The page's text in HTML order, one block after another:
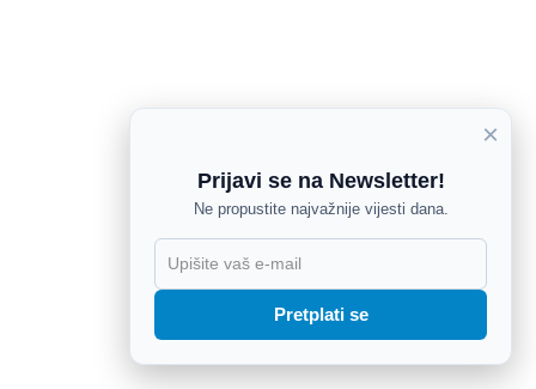
×
Prijavi se na Newsletter!
Ne propustite najvažnije vijesti dana.
Pretplati se